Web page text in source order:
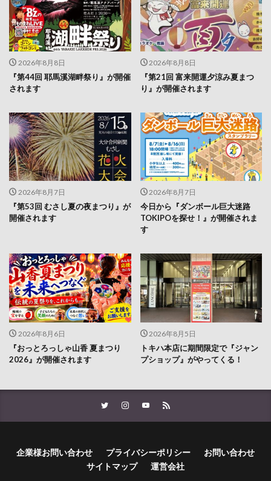
2026年8月8日
『第44回 耶馬溪湖畔祭り』が開催
されます
2026年8月8日
『第21回 富来開運夕涼み夏まつ
り』が開催されます
2026年8月7日
『第53回 むさし夏の夜まつり』が
開催されます
2026年8月7日
今日から『ダンボール巨大迷路
TOKIPOを探せ！』が開催されま
す
2026年8月6日
『おっとろっしゃ山香 夏まつり
2026』が開催されます
2026年8月5日
トキハ本店に期間限定で『ジャン
プショップ』がやってくる！
企業様お問い合わせ プライバシーポリシー
お問い合わせ
サイトマップ
運営会社